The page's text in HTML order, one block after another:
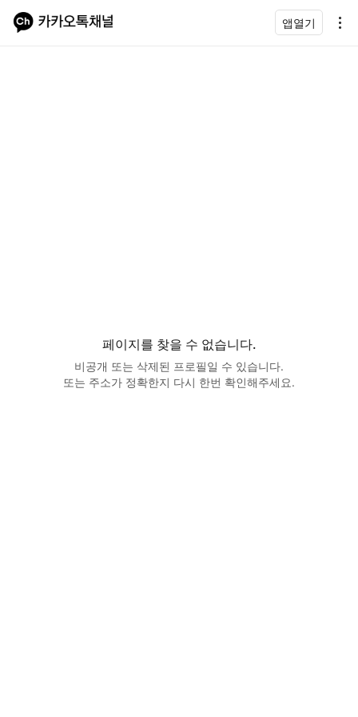
앱열기
페이지를 찾을 수 없습니다.
비공개 또는 삭제된 프로필일 수 있습니다.
또는 주소가 정확한지 다시 한번 확인해주세요.